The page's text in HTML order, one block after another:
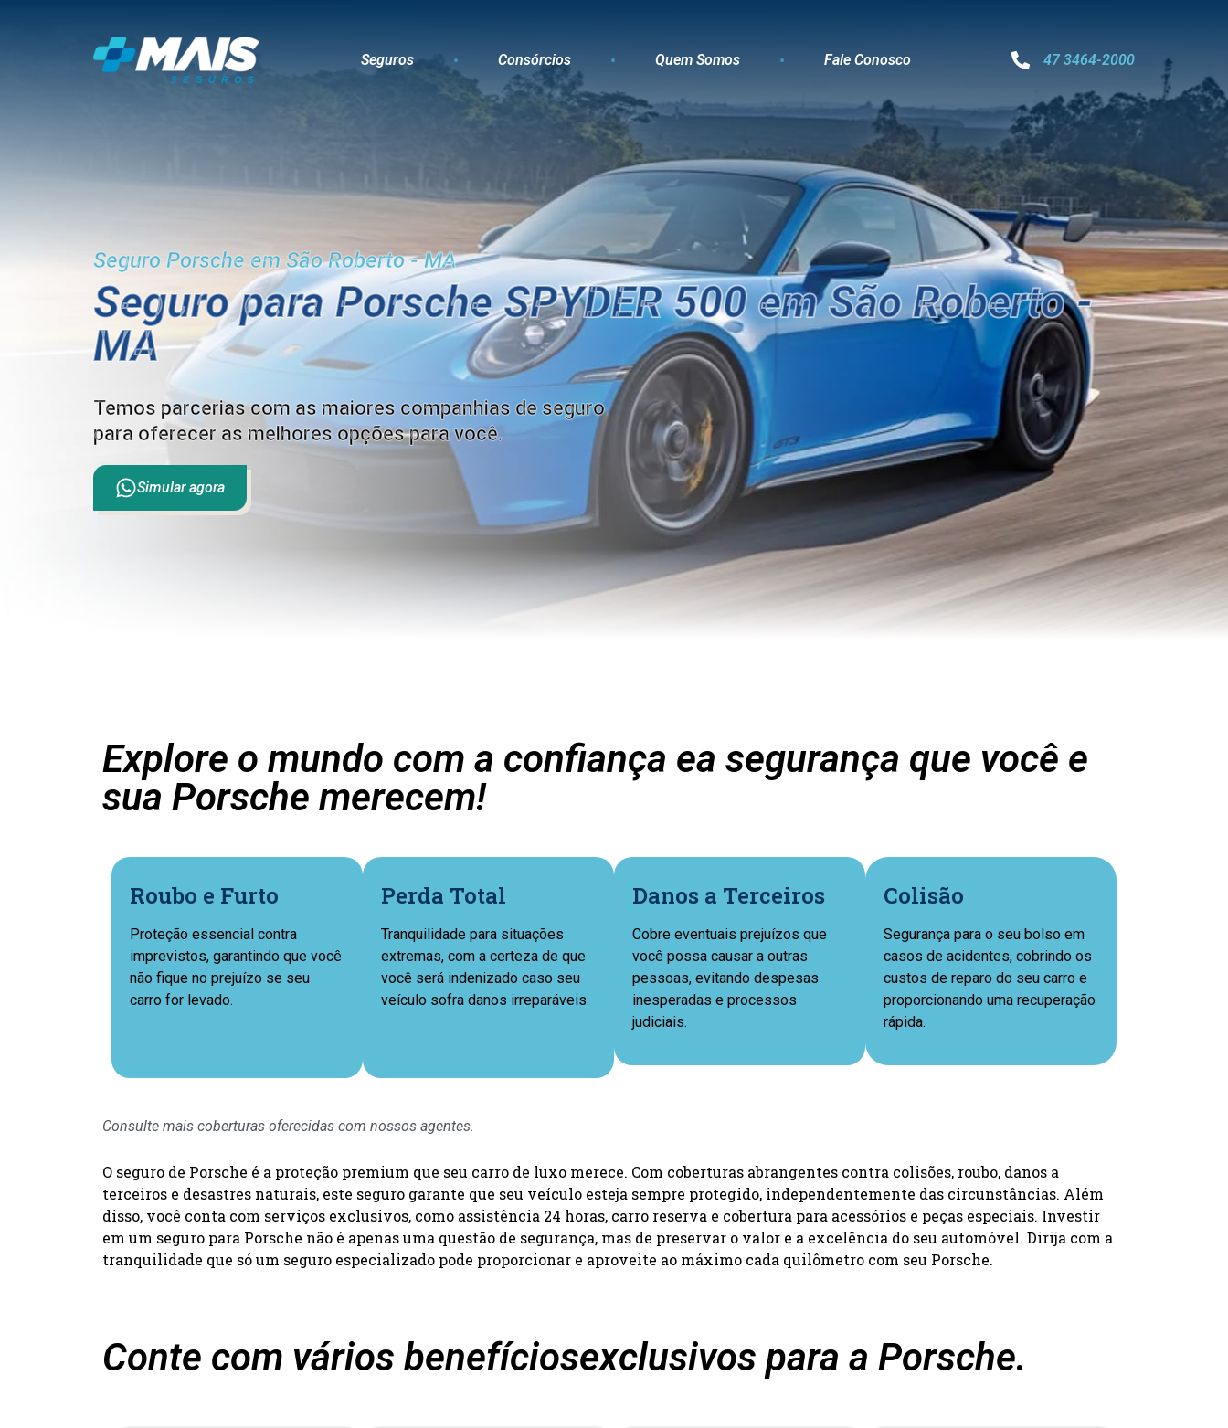
Seguros Consórcios Quem Somos Fale Conosco 47 3464-2000
Seguro Porsche em São Roberto - MA
Seguro para Porsche SPYDER 500 em São Roberto -
MA
Temos parcerias com as maiores companhias de seguro
para oferecer as melhores opções para você.
Simular agora
Explore o mundo com a confiança ea segurança que você e
sua Porsche merecem!
Roubo e Furto
Proteção essencial contra
imprevistos, garantindo que você
não fique no prejuízo se seu
carro for levado.
Perda Total
Tranquilidade para situações
extremas, com a certeza de que
você será indenizado caso seu
veículo sofra danos irreparáveis.
Danos a Terceiros
Cobre eventuais prejuízos que
você possa causar a outras
pessoas, evitando despesas
inesperadas e processos
judiciais.
Colisão
Segurança para o seu bolso em
casos de acidentes, cobrindo os
custos de reparo do seu carro e
proporcionando uma recuperação
rápida.
Consulte mais coberturas oferecidas com nossos agentes.
O seguro de Porsche é a proteção premium que seu carro de luxo merece. Com coberturas abrangentes contra colisões, roubo, danos a
terceiros e desastres naturais, este seguro garante que seu veículo esteja sempre protegido, independentemente das circunstâncias. Além
disso, você conta com serviços exclusivos, como assistência 24 horas, carro reserva e cobertura para acessórios e peças especiais. Investir
em um seguro para Porsche não é apenas uma questão de segurança, mas de preservar o valor e a excelência do seu automóvel. Dirija com a
tranquilidade que só um seguro especializado pode proporcionar e aproveite ao máximo cada quilômetro com seu Porsche.
Conte com vários benefíciosexclusivos para a Porsche.